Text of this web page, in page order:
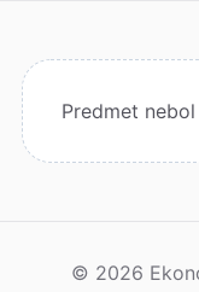
Predmet
© 2026